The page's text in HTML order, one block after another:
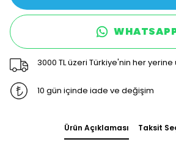
3000 TL üzeri Türkiye'nin her
10 gün içinde iade ve değişim
Ürün Açıklaması Taksit